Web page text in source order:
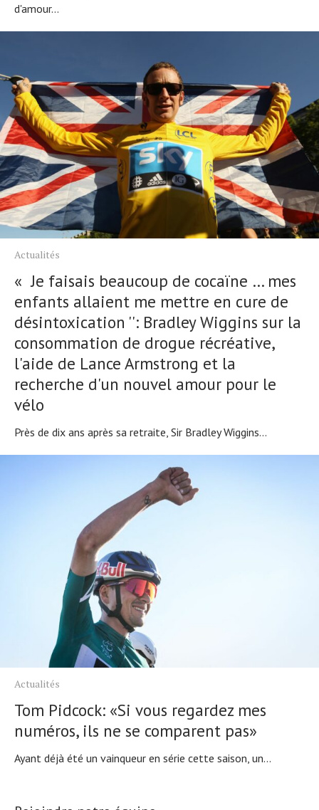
d'amour...
Actualités
« Je faisais beaucoup de cocaïne … mes
enfants allaient me mettre en cure de
désintoxication '': Bradley Wiggins sur la
consommation de drogue récréative,
l'aide de Lance Armstrong et la
recherche d'un nouvel amour pour le
vélo
Près de dix ans après sa retraite, Sir Bradley Wiggins...
Actualités
Tom Pidcock: «Si vous regardez mes
numéros, ils ne se comparent pas»
Ayant déjà été un vainqueur en série cette saison, un...